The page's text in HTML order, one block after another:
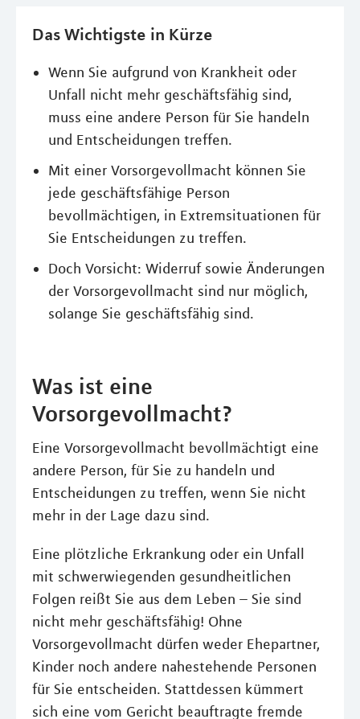
Das Wichtigste in Kürze
Wenn Sie aufgrund von Krankheit oder
Unfall nicht mehr geschäftsfähig sind,
muss eine andere Person für Sie handeln
und Entscheidungen treffen.
Mit einer Vorsorgevollmacht können Sie
jede geschäftsfähige Person
bevollmächtigen, in Extremsituationen für
Sie Entscheidungen zu treffen.
Doch Vorsicht: Widerruf sowie Änderungen
der Vorsorgevollmacht sind nur möglich,
solange Sie geschäftsfähig sind.
Was ist eine
Vorsorgevollmacht?
Eine Vorsorgevollmacht bevollmächtigt eine
andere Person, für Sie zu handeln und
Entscheidungen zu treffen, wenn Sie nicht
mehr in der Lage dazu sind.
Eine plötzliche Erkrankung oder ein Unfall
mit schwerwiegenden gesundheitlichen
Folgen reißt Sie aus dem Leben – Sie sind
nicht mehr geschäftsfähig! Ohne
Vorsorgevollmacht dürfen weder Ehepartner,
Kinder noch andere nahestehende Personen
für Sie entscheiden. Stattdessen kümmert
sich eine vom Gericht beauftragte fremde